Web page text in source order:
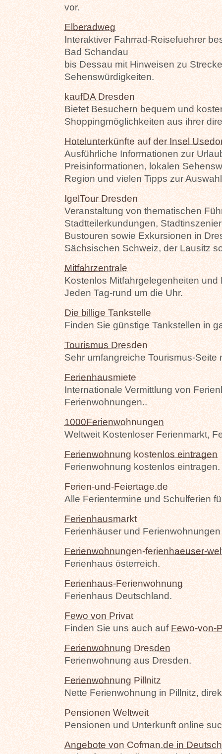
vor.
Elberadweg
Interaktiver Fahrrad-Reisefuehrer
Bad Schandau
bis Dessau mit Hinweisen zu
Sehenswürdigkeiten.
kaufDA Dresden
Bietet Besuchern bequem und
Shoppingmöglichkeiten aus ihrer
Hotelunterkünfte auf der Insel
Ausführliche Informationen zur
Preisinformationen, lokalen
Region und vielen Tipps zur
IgelTour Dresden
Veranstaltung von thematischen
Stadtteilerkundungen,
Bustouren sowie Exkursionen in
Sächsischen Schweiz, der Lausitz
Mitfahrzentrale
Kostenlos Mitfahrgelegenheiten
Jeden Tag-rund um die Uhr.
Die billige Tankstelle
Finden Sie günstige Tankstellen in
Tourismus Dresden
Sehr umfangreiche Tourismus-
Ferienhausmiete
Internationale Vermittlung von
Ferienwohnungen..
1000Ferienwohnungen
Weltweit Kostenloser Ferienmarkt,
Ferienwohnung kostenlos eintragen
Ferienwohnung kostenlos eintragen.
Ferien-und-Feiertage.de
Alle Ferientermine und Schulferien
Ferienhausmarkt
Ferienhäuser und
Ferienwohnungen-ferienhaeuser-
Ferienhaus österreich.
Ferienhaus-Ferienwohnung
Ferienhaus Deutschland.
Fewo von Privat
Finden Sie uns auch auf Fewo-von-
Ferienwohnung Dresden
Ferienwohnung aus Dresden.
Ferienwohnung Pillnitz
Nette Ferienwohnung in Pillnitz,
Pensionen Weltweit
Pensionen und Unterkunft online
Angebote von Cofman.de in